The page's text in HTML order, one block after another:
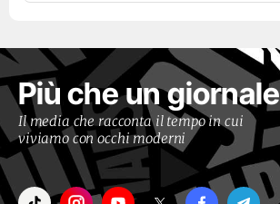
Più che un giornale
Il media che racconta il tempo in cui
viviamo con occhi moderni